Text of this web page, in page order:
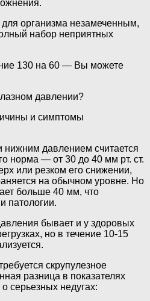
организма незамеченным,
набор неприятных
130 на 60 — Вы можете
давлении?
и симптомы
давлением считается
норма — от 30 до 40 мм рт. ст.
или резком его снижении,
на обычном уровне. Но
больше 40 мм, что
патологии.
бывает и у здоровых
но в течение 10-15
скрупулезное
разница в показателях
серьезных недугах: